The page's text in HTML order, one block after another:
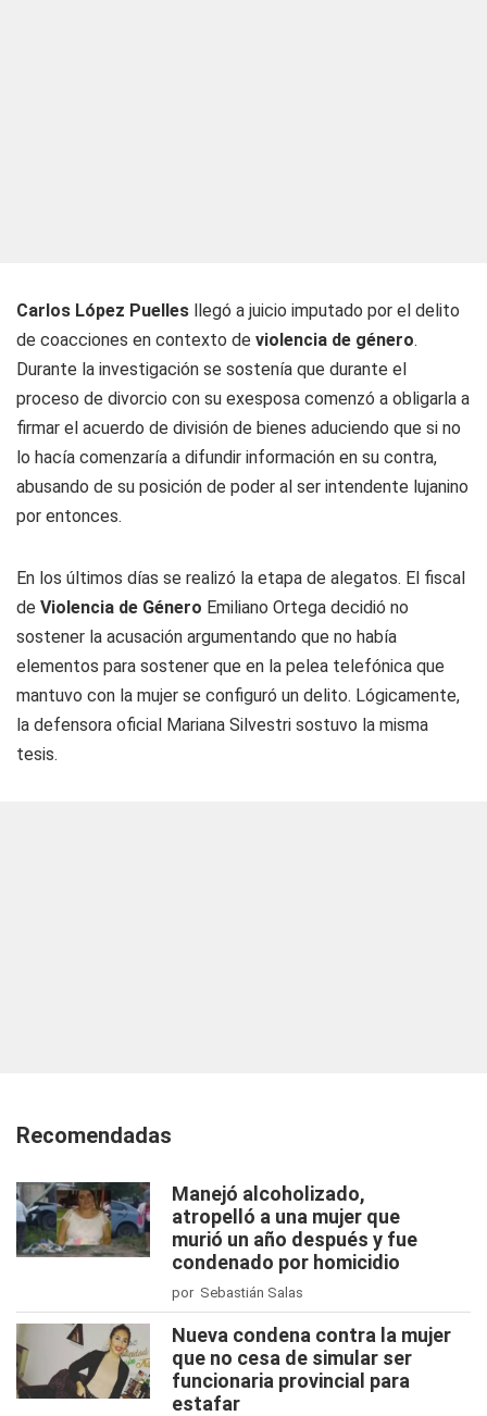
Carlos López Puelles llegó a juicio imputado por el delito
de coacciones en contexto de violencia de género.
Durante la investigación se sostenía que durante el
proceso de divorcio con su exesposa comenzó a obligarla a
firmar el acuerdo de división de bienes aduciendo que si no
lo hacía comenzaría a difundir información en su contra,
abusando de su posición de poder al ser intendente lujanino
por entonces.
En los últimos días se realizó la etapa de alegatos. El fiscal
de Violencia de Género Emiliano Ortega decidió no
sostener la acusación argumentando que no había
elementos para sostener que en la pelea telefónica que
mantuvo con la mujer se configuró un delito. Lógicamente,
la defensora oficial Mariana Silvestri sostuvo la misma
tesis.
Recomendadas
Manejó alcoholizado,
atropelló a una mujer que
murió un año después y fue
condenado por homicidio
por Sebastián Salas
Nueva condena contra la mujer
que no cesa de simular ser
funcionaria provincial para
estafar